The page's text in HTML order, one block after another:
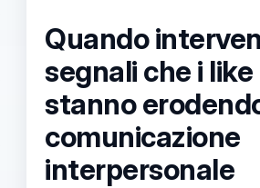
Quando
segnali che i
stanno
comunicazione
interpersonale